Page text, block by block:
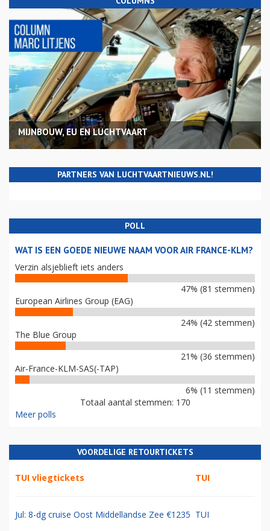
MIJNBOUW, EU EN LUCHTVAART
PARTNERS VAN LUCHTVAARTNIEUWS.NL!
POLL
WAT IS EEN GOEDE NIEUWE NAAM VOOR AIR FRANCE-KLM?
Verzin alsjeblieft iets anders
47% (81 stemmen)
European Airlines Group (EAG)
24% (42 stemmen)
The Blue Group
21% (36 stemmen)
Air-France-KLM-SAS(-TAP)
6% (11 stemmen)
Totaal aantal stemmen: 170
Meer polls
VOORDELIGE RETOURTICKETS
TUI vliegtickets TUI
Jul: 8-dg cruise Oost Middellandse Zee €1235 TUI